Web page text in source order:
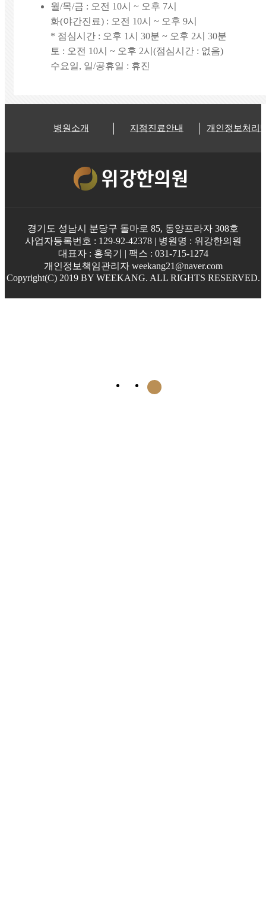
월/목/금 : 오전 10시 ~ 오후 7시
화(야간진료) : 오전 10시 ~ 오후 9시
* 점심시간 : 오후 1시 30분 ~ 오후 2시 30분
토 : 오전 10시 ~ 오후 2시(점심시간 : 없음)
수요일, 일/공휴일 : 휴진
병원소개 지점진료안내 개인정보처리
경기도 성남시 분당구 돌마로 85, 동양프라자 308호
사업자등록번호 : 129-92-42378 | 병원명 : 위강한의원
대표자 : 홍욱기 | 팩스 : 031-715-1274
개인정보책임관리자 weekang21@naver.com
Copyright(C) 2019 BY WEEKANG. ALL RIGHTS RESERVED.